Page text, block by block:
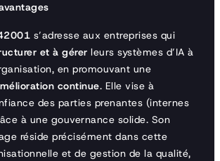
s’adresse aux entreprises qui
et à gérer leurs systèmes d’IA à
en promouvant une
continue. Elle vise à
des parties prenantes (internes
à une gouvernance solide. Son
réside précisément dans cette
et de gestion de la qualité,